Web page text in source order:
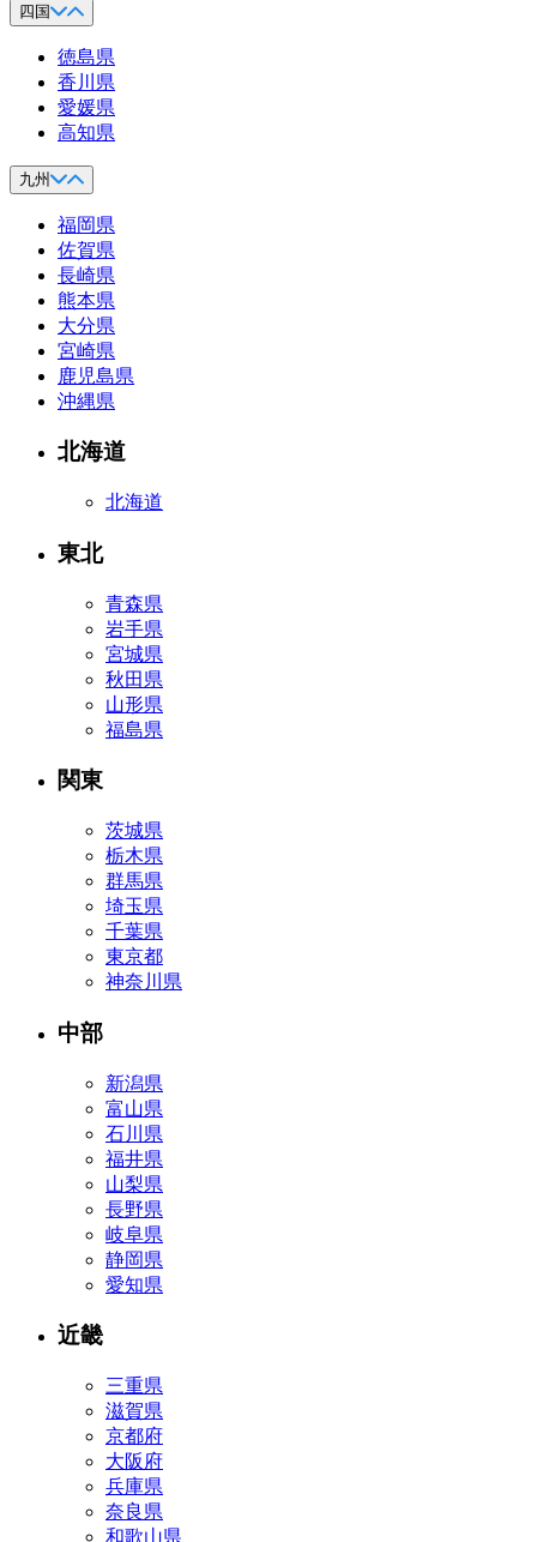
四国
徳島県
香川県
愛媛県
高知県
九州
福岡県
佐賀県
長崎県
熊本県
大分県
宮崎県
鹿児島県
沖縄県
北海道
北海道
東北
青森県
岩手県
宮城県
秋田県
山形県
福島県
関東
茨城県
栃木県
群馬県
埼玉県
千葉県
東京都
神奈川県
中部
新潟県
富山県
石川県
福井県
山梨県
長野県
岐阜県
静岡県
愛知県
近畿
三重県
滋賀県
京都府
大阪府
兵庫県
奈良県
和歌山県